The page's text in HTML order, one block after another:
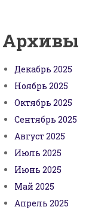
Архивы
Декабрь 2025
Ноябрь 2025
Октябрь 2025
Сентябрь 2025
Август 2025
Июль 2025
Июнь 2025
Май 2025
Апрель 2025